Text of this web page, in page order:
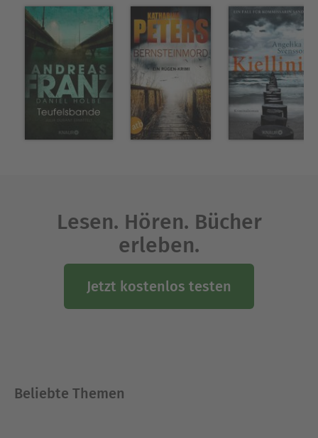
Lesen. Hören. Bücher
erleben.
Jetzt kostenlos testen
Beliebte Themen